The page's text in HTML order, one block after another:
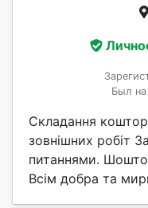
Был на
Складання
зовнішних робіт
питаннями.
Всім добра та